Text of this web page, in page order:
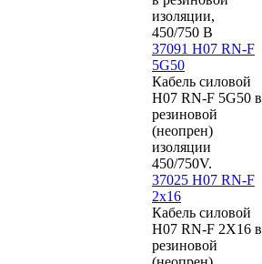
изоляции,
450/750 В
37091 H07 RN-F
5G50
Кабель силовой
H07 RN-F 5G50 в
резиновой
(неопрен)
изоляции
450/750V.
37025 H07 RN-F
2x16
Кабель силовой
H07 RN-F 2X16 в
резиновой